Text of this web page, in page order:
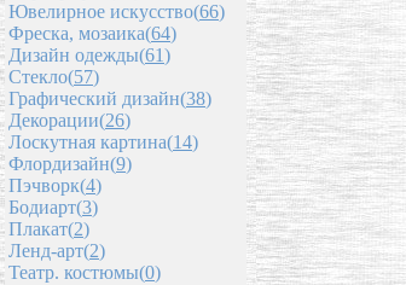
Ювелирное искусство(66)
Фреска, мозаика(64)
Дизайн одежды(61)
Стекло(57)
Графический дизайн(38)
Декорации(26)
Лоскутная картина(14)
Флордизайн(9)
Пэчворк(4)
Бодиарт(3)
Плакат(2)
Ленд-арт(2)
Театр. костюмы(0)